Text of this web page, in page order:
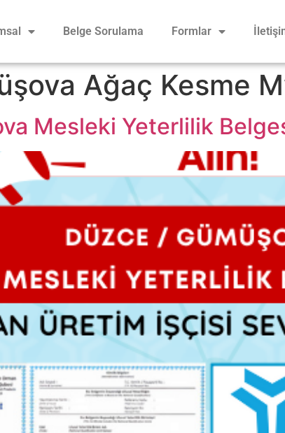
Belge Sorulama Formlar
Ağaç Kesme
Mesleki Yeterlilik